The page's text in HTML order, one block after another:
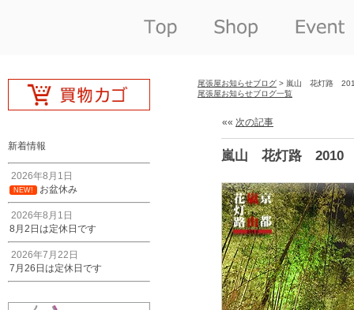
新着情報
2026年8月1日
NEW! お盆休み
2026年8月1日
8月2日は定休日です
2026年7月22日
7月26日は定休日です
尾張屋お知らせブログ > 嵐山 花灯路
尾張屋お知らせブログ一覧
«« 次の記事
嵐山 花灯路 2010